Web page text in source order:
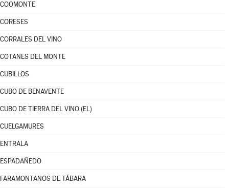
COOMONTE
CORESES
CORRALES DEL VINO
COTANES DEL MONTE
CUBILLOS
CUBO DE BENAVENTE
CUBO DE TIERRA DEL VINO (EL)
CUELGAMURES
ENTRALA
ESPADAÑEDO
FARAMONTANOS DE TÁBARA